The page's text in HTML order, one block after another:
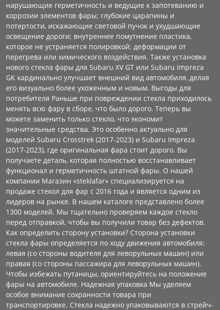
нарушающие герметичность и ведущие к запотеванию и
коррозии элементов фары; глубокие царапины и
потертости, искажающие световой пучок и ухудшающие
освещение дороги; внутреннее помутнение пластика,
которое не устраняется полировкой; деформации от
перегрева или химического воздействия. Также установка
нового стекла фары для Subaru XV GT или Subaru Impreza
GK кардинально улучшает внешний вид автомобиля, делая
его визуально более ухоженным и новым. Выгоды для
потребителя Раньше при повреждении стекла приходилось
менять всю фару в сборе, что было дорого. Теперь вы
можете заменить только стекло, что экономит
значительные средства. Это особенно актуально для
моделей Subaru Crosstrek (2017-2023) и Subaru Impreza
(2017-2023), где оригинальная фара стоит дорого. Вы
получаете деталь, которая полностью восстанавливает
функционал и герметичность штатной фары. О нашей
компании Магазин «steklafar» специализируется на
продаже стекол для фар с 2016 года и является одним из
лидеров на рынке. В нашем каталоге представлено более
1300 моделей. Мы тщательно проверяем каждое стекло
перед отправкой, чтобы вы получили товар без дефектов.
Как определить сторону установки? Сторона установки
стекла фары определяется по ходу движения автомобиля:
левая (со стороны водителя для леворульных машин) или
правая (со стороны пассажира для леворульных машин).
Чтобы избежать путаницы, ориентируйтесь на положение
фары на автомобиле. Надежная упаковка Мы уделяем
особое внимание сохранности товара при
транспортировке. Стекла надежно упаковываются в стрейч-